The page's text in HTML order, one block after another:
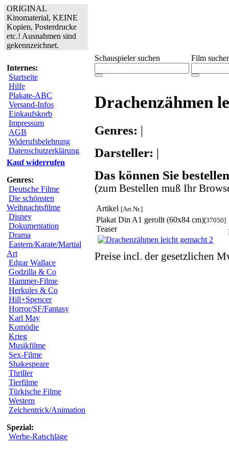
ORIGINAL
Kinomaterial, KEINE
Kopien, Posterdrucke
etc.! Ausnahmen sind
gekennzeichnet.
Internes:
Startseite
Hilfe
Plakate-ABC
Versand-Infos
Einkaufskorb
Impressum
AGB
Widerufsbelehrung
Datenschutzerklärung
Kauf widerrufen
Genres:
Deutsche Filme
Die schönsten
Weihnachtsfilme
Disney
Dokumentation
Drama
Eastern/Karate/Martial
Art
Edgar Wallace
Godzilla & Co
Hammer-Filme
Herkules & Co
Hill+Spencer
Horror/SF/Fantasy
Karl May
Komödie
Krieg
Musikfilme
Sex-Filme
Shakespeare
Thriller
Tierfilme
Türkische Filme
Western
Zeichentrick/Animation
Spezial:
Werbe-Ratschläge
Schauspieler suchen Film
Drachenzähmen
Genres: |
Darsteller: |
Das können Sie
(zum Bestellen muß Ihr
Artikel [Art.Nr.]
Plakat Din A1 gerollt (60x84 cm)[37050]
Teaser
Preise incl. der gesetzlichen